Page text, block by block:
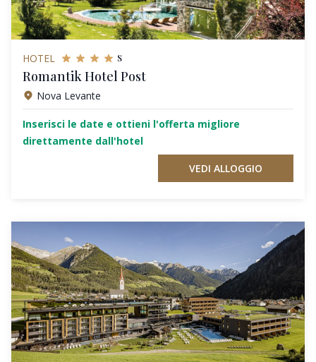
HOTEL s
Romantik Hotel Post
Nova Levante
Inserisci le date e ottieni l'offerta migliore
direttamente dall'hotel
VEDI ALLOGGIO